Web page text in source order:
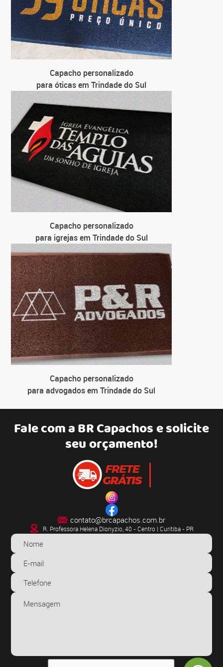
Capacho personalizado
para óticas em Trindade do Sul
Capacho personalizado
para igrejas em Trindade do Sul
Capacho personalizado
para advogados em Trindade do Sul
Fale com aBR Capachose solicite
seu orçamento!
contato@brcapachos.com.br
R. Professora Helena Dionyzio, 40 - Centro | Curitiba - PR